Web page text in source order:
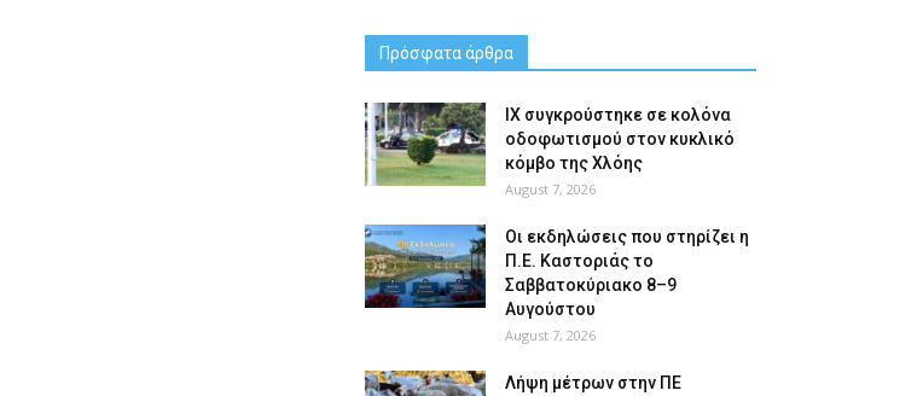
Πρόσφατα άρθρα
ΙΧ συγκρούστηκε σε κολόνα
οδοφωτισμού στον κυκλικό
κόμβο της Χλόης
August 7, 2026
Οι εκδηλώσεις που στηρίζει η
Π.Ε. Καστοριάς το
Σαββατοκύριακο 8–9
Αυγούστου
August 7, 2026
Λήψη μέτρων στην ΠΕ